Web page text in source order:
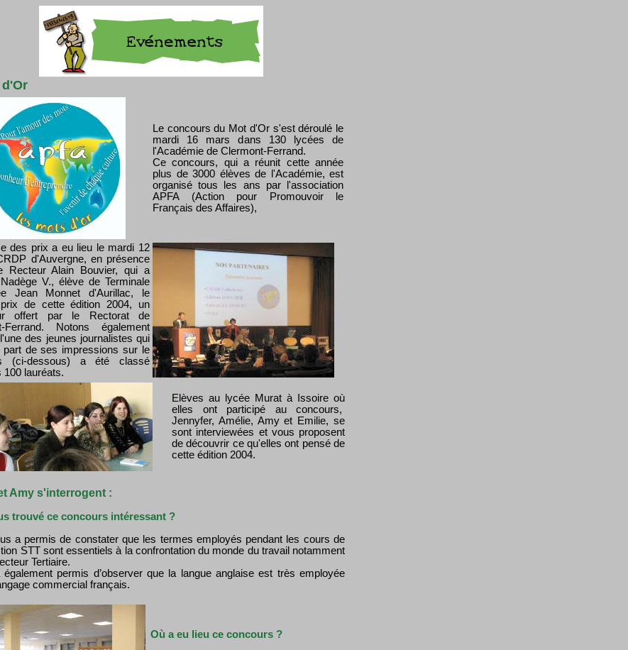
d'Or
Le concours du Mot d'Or s'est déroulé le
mardi 16 mars dans 130 lycées de
l'Académie de Clermont-Ferrand.
Ce concours, qui a réunit cette année
plus de 3000 élèves de l'Académie, est
organisé tous les ans par l'association
APFA (Action pour Promouvoir le
Français des Affaires),
des prix a eu lieu le mardi 12
d'Auvergne, en présence
Recteur Alain Bouvier, qui a
V., élève de Terminale
Jean Monnet d'Aurillac, le
de cette édition 2004, un
offert par le Rectorat de
Ferrand. Notons également
des jeunes journalistes qui
part de ses impressions sur le
(ci-dessous) a été classé
100 lauréats.
Elèves au lycée Murat à Issoire où
elles ont participé au concours,
Jennyfer, Amélie, Amy et Emilie, se
sont interviewées et vous proposent
de découvrir ce qu'elles ont pensé de
cette édition 2004.
Amy s'interrogent :
trouvé ce concours intéressant ?
a permis de constater que les termes employés pendant les cours de
STT sont essentiels à la confrontation du monde du travail notamment
Tertiaire.
également permis d’observer que la langue anglaise est très employée
commercial français.
Où a eu lieu ce concours ?